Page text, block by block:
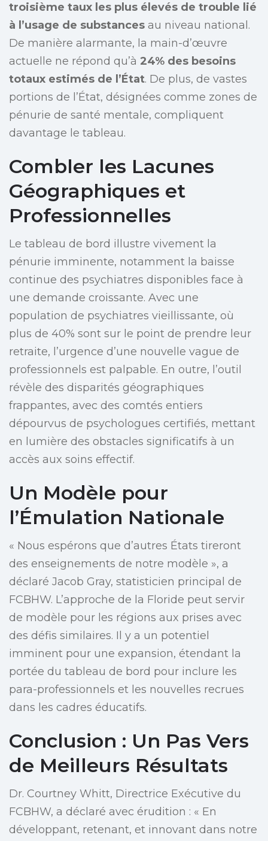
troisième taux les plus élevés de trouble lié
à l’usage de substances au niveau national.
De manière alarmante, la main-d’œuvre
actuelle ne répond qu’à 24% des besoins
totaux estimés de l’État. De plus, de vastes
portions de l’État, désignées comme zones de
pénurie de santé mentale, compliquent
davantage le tableau.
Combler les Lacunes
Géographiques et
Professionnelles
Le tableau de bord illustre vivement la
pénurie imminente, notamment la baisse
continue des psychiatres disponibles face à
une demande croissante. Avec une
population de psychiatres vieillissante, où
plus de 40% sont sur le point de prendre leur
retraite, l’urgence d’une nouvelle vague de
professionnels est palpable. En outre, l’outil
révèle des disparités géographiques
frappantes, avec des comtés entiers
dépourvus de psychologues certifiés, mettant
en lumière des obstacles significatifs à un
accès aux soins effectif.
Un Modèle pour
l’Émulation Nationale
« Nous espérons que d’autres États tireront
des enseignements de notre modèle », a
déclaré Jacob Gray, statisticien principal de
FCBHW. L’approche de la Floride peut servir
de modèle pour les régions aux prises avec
des défis similaires. Il y a un potentiel
imminent pour une expansion, étendant la
portée du tableau de bord pour inclure les
para-professionnels et les nouvelles recrues
dans les cadres éducatifs.
Conclusion : Un Pas Vers
de Meilleurs Résultats
Dr. Courtney Whitt, Directrice Exécutive du
FCBHW, a déclaré avec érudition : « En
développant, retenant, et innovant dans notre